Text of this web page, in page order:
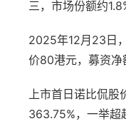
三，市场份额约
2025年12月23日
价80港元，募资净
上市首日诺比侃股
363.75%，一举